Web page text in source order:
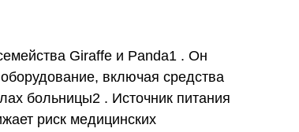
Giraffe и Panda1 . Он
включая средства
больницы2 . Источник питания
риск медицинских